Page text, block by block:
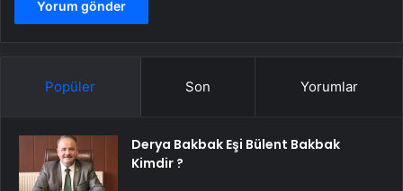
Popüler Son Yorumlar
Derya Bakbak Eşi Bülent Bakbak
Kimdir ?